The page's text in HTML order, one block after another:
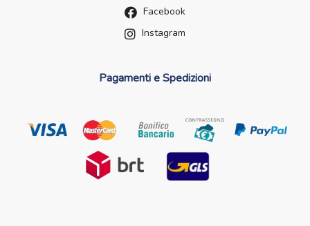
Facebook
Instagram
Pagamenti e Spedizioni